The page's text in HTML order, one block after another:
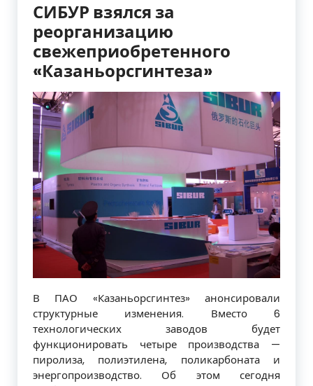
СИБУР взялся за
реорганизацию
свежеприобретенного
«Казаньорсгинтеза»
В ПАО «Казаньорсгинтез» анонсировали
структурные изменения. Вместо 6
технологических заводов будет
функционировать четыре производства —
пиролиза, полиэтилена, поликарбоната и
энергопроизводство. Об этом сегодня